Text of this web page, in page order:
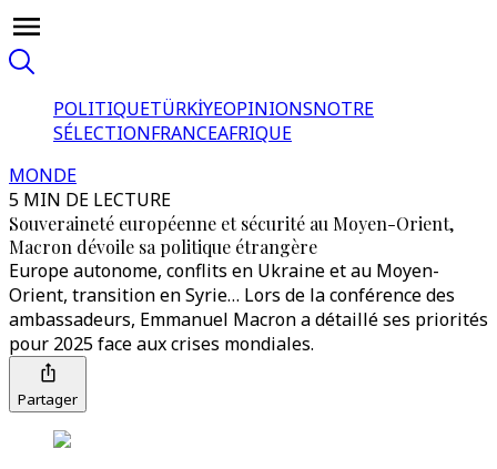
POLITIQUETÜRKİYEOPINIONSNOTRE
SÉLECTIONFRANCEAFRIQUE
MONDE
5 MIN DE LECTURE
Souveraineté européenne et sécurité au Moyen-Orient,
Macron dévoile sa politique étrangère
Europe autonome, conflits en Ukraine et au Moyen-
Orient, transition en Syrie… Lors de la conférence des
ambassadeurs, Emmanuel Macron a détaillé ses priorités
pour 2025 face aux crises mondiales.
Partager